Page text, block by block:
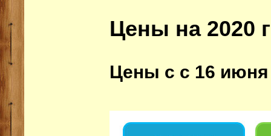
Цены на 2020
Цены с с 16 июня